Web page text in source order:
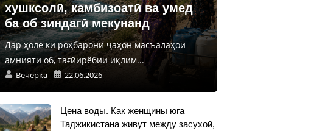
хушксолӣ, камбизоатӣ ва умед
ба об зиндагӣ мекунанд
Дар ҳоле ки роҳбарони ҷаҳон масъалаҳои
амнияти об, тағйирёбии иқлим...
Вечерка 22.06.2026
Цена воды. Как женщины юга
Таджикистана живут между засухой,